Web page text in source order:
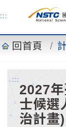
主
容
:::
回首頁
:::
2027
士候選
治計畫)